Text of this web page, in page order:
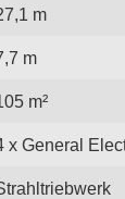
m
m
m²
x General